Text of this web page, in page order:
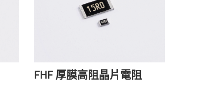
FHF 厚膜高阻晶片電阻